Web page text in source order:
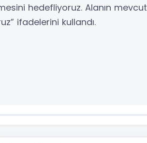
hedefliyoruz. Alanın mevcut
ifadelerini kullandı.